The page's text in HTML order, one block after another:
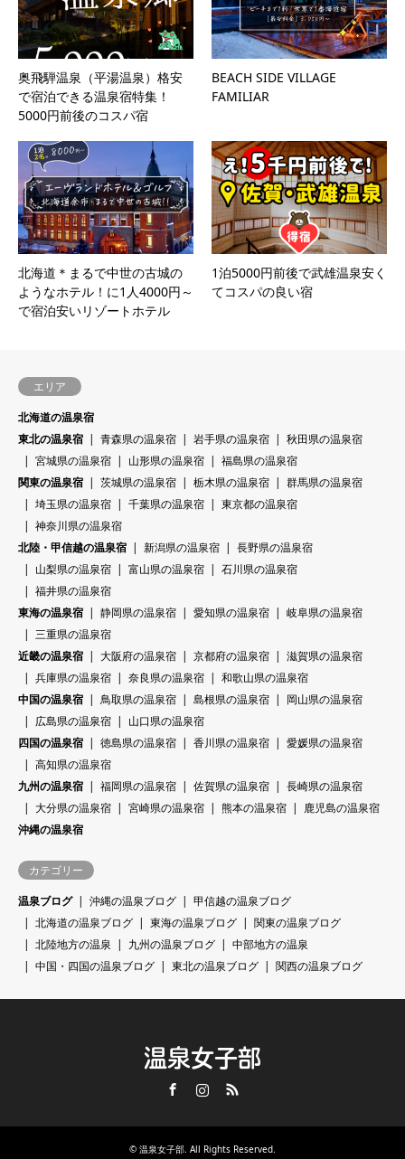
奥飛騨温泉（平湯温泉）格安
で宿泊できる温泉宿特集！
5000円前後のコスパ宿
BEACH SIDE VILLAGE
FAMILIAR
北海道＊まるで中世の古城の
ようなホテル！に1人4000円～
で宿泊安いリゾートホテル
1泊5000円前後で武雄温泉安く
てコスパの良い宿
エリア
北海道の温泉宿
東北の温泉宿
青森県の温泉宿 岩手県の温泉宿
秋田県の温泉宿
宮城県の温泉宿
山形県の温泉宿
福島県の温泉宿
関東の温泉宿
茨城県の温泉宿 栃木県の温泉宿
群馬県の温泉宿
埼玉県の温泉宿
千葉県の温泉宿
東京都の温泉宿
神奈川県の温泉宿
北陸・甲信越の温泉宿
新潟県の温泉宿
長野県の温泉宿
山梨県の温泉宿
富山県の温泉宿
石川県の温泉宿
福井県の温泉宿
東海の温泉宿
静岡県の温泉宿 愛知県の温泉宿
岐阜県の温泉宿
三重県の温泉宿
近畿の温泉宿
大阪府の温泉宿 京都府の温泉宿
滋賀県の温泉宿
兵庫県の温泉宿
奈良県の温泉宿
和歌山県の温泉宿
中国の温泉宿
鳥取県の温泉宿 島根県の温泉宿
岡山県の温泉宿
広島県の温泉宿
山口県の温泉宿
四国の温泉宿
徳島県の温泉宿 香川県の温泉宿
愛媛県の温泉宿
高知県の温泉宿
九州の温泉宿
福岡県の温泉宿 佐賀県の温泉宿
長崎県の温泉宿
大分県の温泉宿
宮崎県の温泉宿 熊本の温泉宿
鹿児島の温泉宿
沖縄の温泉宿
カテゴリー
温泉ブログ
沖縄の温泉ブログ
甲信越の温泉ブログ
北海道の温泉ブログ
東海の温泉ブログ
関東の温泉ブログ
北陸地方の温泉
九州の温泉ブログ
中部地方の温泉
中国・四国の温泉ブログ
東北の温泉ブログ 関西の温泉ブログ
温泉女子部
© 温泉女子部 . All Rights Reserved.